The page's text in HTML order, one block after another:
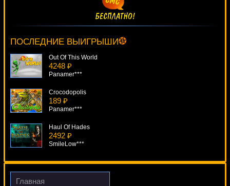
ПОСЛЕДНИЕ ВЫИГРЫШИ
SmileLow***
Out Of This World
4248 ₽
Panamer***
Crocodopolis
189 ₽
Panamer***
Haul Of Hades
2492 ₽
SmileLow***
Firehouse Hounds
2890 ₽
Главная